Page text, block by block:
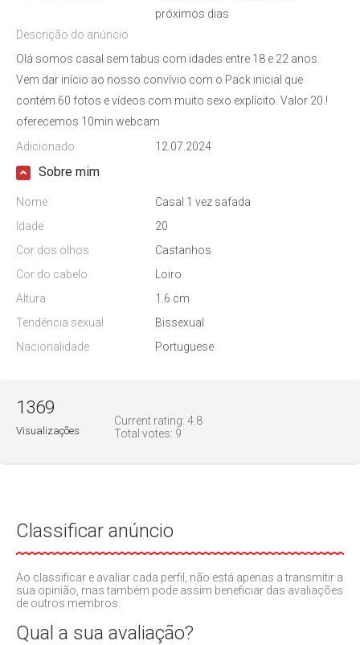
próximos dias
Descrição do anúncio
Olá somos casal sem tabus com idades entre 18 e 22 anos.
Vem dar início ao nosso convívio com o Pack inicial que
contém 60 fotos e vídeos com muito sexo explícito. Valor 20.!
oferecemos 10min webcam
Adicionado
12.07.2024
Sobre mim
Nome
Casal 1 vez safada
Idade
20
Cor dos olhos
Castanhos
Cor do cabelo
Loiro
Altura
1.6 cm
Tendência sexual
Bissexual
Nacionalidade
Portuguese
Current rating: 4.8
Total votes: 9
1369
Visualizações
Classificar anúncio
Ao classificar e avaliar cada perfil, não está apenas a transmitir a
sua opinião, mas também pode assim beneficiar das avaliações
de outros membros.
Qual a sua avaliação?